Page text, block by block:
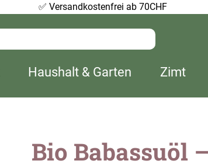
✅Versandkostenfrei ab 70CHF
Haushalt & Garten Zimt
Bio Babassuöl